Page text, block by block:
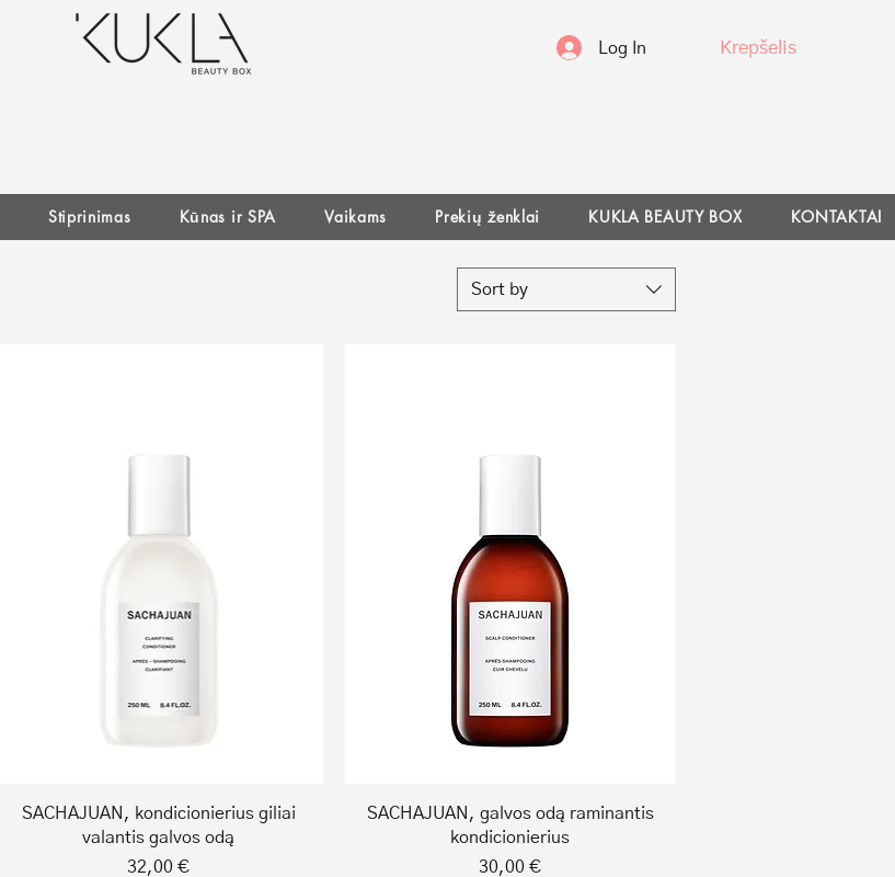
Log In Krepšelis
Stiprinimas Kūnas ir SPA Vaikams Prekių ženklai KUKLA BEAUTY BOX KONTAKTAI
Sort by
Quick View
SACHAJUAN, kondicionierius giliai
valantis galvos odą
Price
32,00 €
Quick View
SACHAJUAN, galvos odą raminantis
kondicionierius
Price
30,00 €